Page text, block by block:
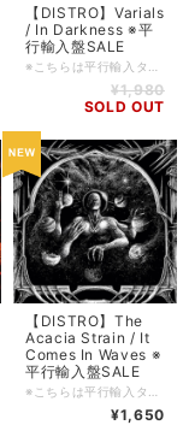
【DISTRO】Varials
/ In Darkness ※平
行輸入盤SALE
¥1,980
SOLD OUT
【DISTRO】The
Acacia Strain / It
Comes In Waves ※
平行輸入盤SALE
¥1,650